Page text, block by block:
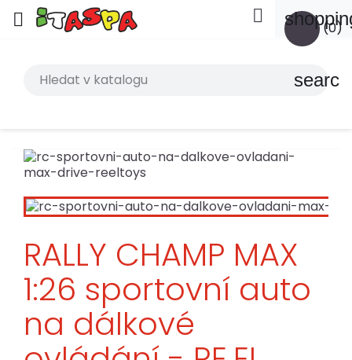
 (0)

search
RALLY CHAMP MAX
1:26 sportovní auto
na dálkové